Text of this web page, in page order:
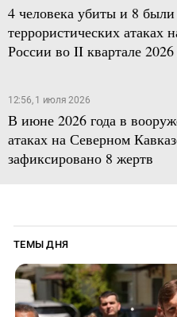
4 человека убиты и 8
террористических атаках
России во II квартале 2026
12:56, 1 июля 2026
В июне 2026 года в
атаках на Северном
зафиксировано 8 жертв
ТЕМЫ ДНЯ